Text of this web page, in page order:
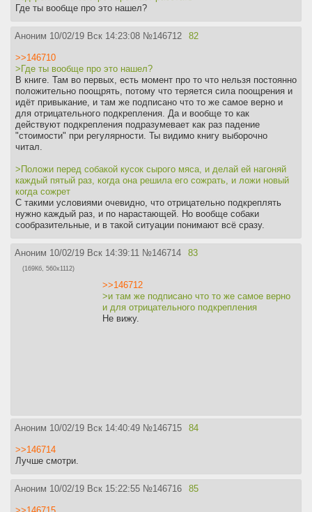
Где ты вообще про это нашел?
Аноним 10/02/19 Вск 14:23:08 №146712 82
>>146710
>Где ты вообще про это нашел?
В книге. Там во первых, есть момент про то что нельзя постоянно
положительно поощрять, потому что теряется сила поощрения и
идёт привыкание, и там же подписано что то же самое верно и
для отрицательного подкрепления. Да и вообще то как
действуют подкрепления подразумевает как раз падение
"стоимости" при регулярности. Ты видимо книгу выборочно
читал.
>Положи перед собакой кусок сырого мяса, и делай ей нагоняй
каждый пятый раз, когда она решила его сожрать, и ложи новый
когда сожрет
С такими условиями очевидно, что отрицательно подкреплять
нужно каждый раз, и по нарастающей. Но вообще собаки
сообразительные, и в такой ситуации понимают всё сразу.
Аноним 10/02/19 Вск 14:39:11 №146714 83
(169Кб, 560x1112)
>>146712
>и там же подписано что то же самое верно
и для отрицательного подкрепления
Не вижу.
Аноним 10/02/19 Вск 14:40:49 №146715 84
>>146714
Лучше смотри.
Аноним 10/02/19 Вск 15:22:55 №146716 85